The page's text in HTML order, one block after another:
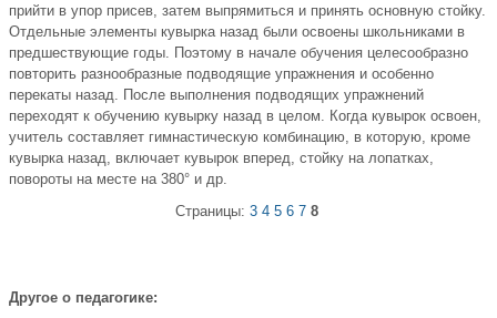
прийти в упор присев, затем выпрямиться и принять основную стойку.
Отдельные элементы кувырка назад были освоены школьниками в
предшествующие годы. Поэтому в начале обучения целесообразно
повторить разнообразные подводящие упражнения и особенно
перекаты назад. После выполнения подводящих упражнений
переходят к обучению кувырку назад в целом. Когда кувырок освоен,
учитель составляет гимнастическую комбинацию, в которую, кроме
кувырка назад, включает кувырок вперед, стойку на лопатках,
повороты на месте на 380° и др.
Страницы: 3 4 5 6 7 8
Другое о педагогике: